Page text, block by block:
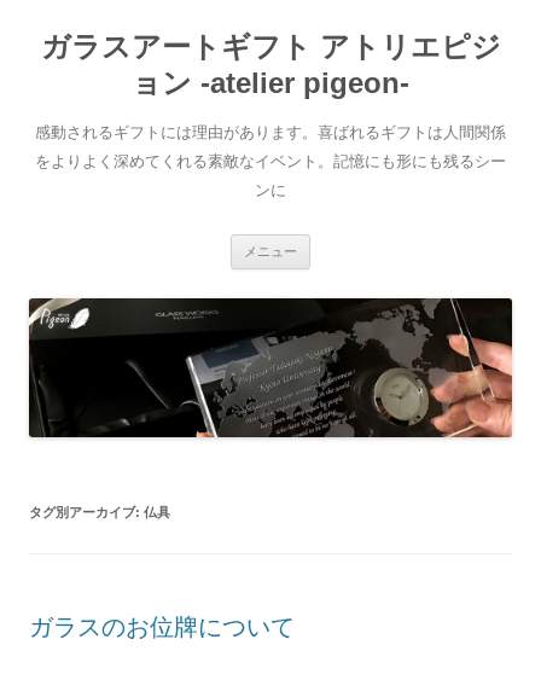
ガラスアートギフト アトリエピジ
ョン -atelier pigeon-
感動されるギフトには理由があります。喜ばれるギフトは人間関係
をよりよく深めてくれる素敵なイベント。記憶にも形にも残るシー
ンに
メニュー
へ
移
動
タグ別アーカイブ: 仏具
ガラスのお位牌について